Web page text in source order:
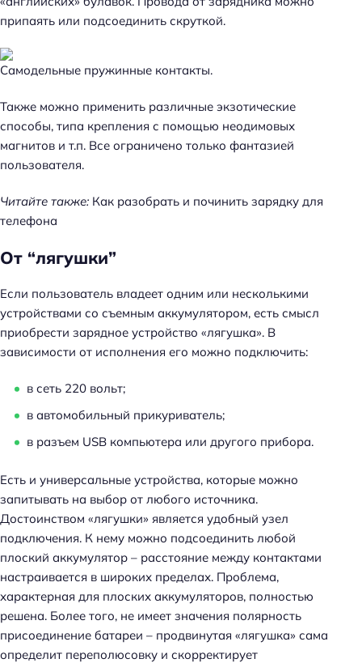
припаять или подсоединить скруткой.
Самодельные пружинные контакты.
Также можно применить различные экзотические
способы, типа крепления с помощью неодимовых
магнитов и т.п. Все ограничено только фантазией
пользователя.
Читайте также: Как разобрать и починить зарядку для
телефона
От “лягушки”
Если пользователь владеет одним или несколькими
устройствами со съемным аккумулятором, есть смысл
приобрести зарядное устройство «лягушка». В
зависимости от исполнения его можно подключить:
в сеть 220 вольт;
в автомобильный прикуриватель;
в разъем USB компьютера или другого прибора.
Есть и универсальные устройства, которые можно
запитывать на выбор от любого источника.
Достоинством «лягушки» является удобный узел
подключения. К нему можно подсоединить любой
плоский аккумулятор – расстояние между контактами
настраивается в широких пределах. Проблема,
характерная для плоских аккумуляторов, полностью
решена. Более того, не имеет значения полярность
присоединение батареи – продвинутая «лягушка» сама
определит переполюсовку и скорректирует